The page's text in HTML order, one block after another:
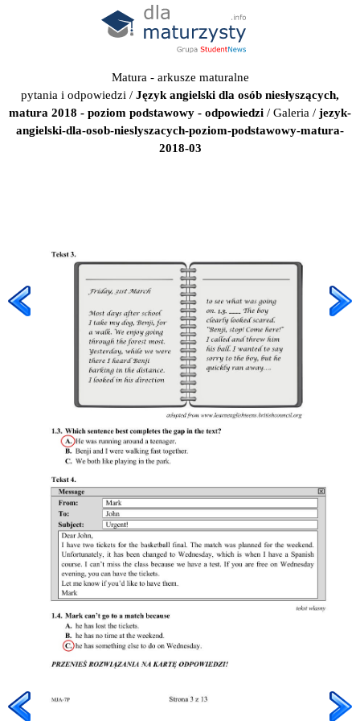
Matura - arkusze maturalne
pytania i odpowiedzi / Język angielski dla osób niesłyszących,
matura 2018 - poziom podstawowy - odpowiedzi / Galeria / jezyk-
angielski-dla-osob-nieslyszacych-poziom-podstawowy-matura-
2018-03